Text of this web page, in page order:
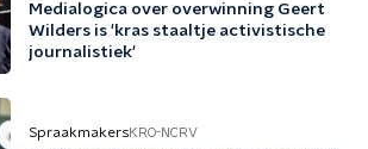
Medialogica over overwinning Geert
Wilders is 'kras staaltje activistische
journalistiek'
SpraakmakersKRO-NCRV